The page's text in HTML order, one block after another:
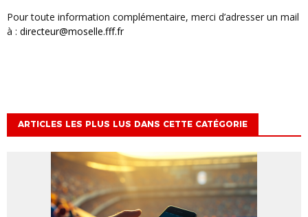
Pour toute information complémentaire, merci d’adresser un mail
à : directeur@moselle.fff.fr
ARTICLES LES PLUS LUS DANS CETTE CATÉGORIE